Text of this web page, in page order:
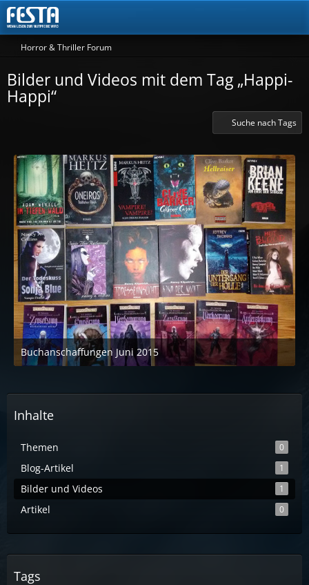
Horror & Thriller Forum
Bilder und Videos mit dem Tag „Happi-
Happi“
Suche nach Tags
Buchanschaffungen Juni 2015
10. Juni 2015 um 20:37
Inhalte
Themen 0
Blog-Artikel 1
Bilder und Videos 1
Artikel 0
Tags